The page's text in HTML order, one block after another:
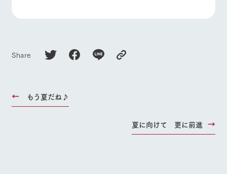
Share
もう夏だね♪
夏に向けて 更に前進